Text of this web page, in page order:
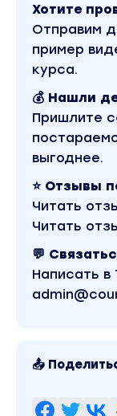
новичка,
Обзор доп.
Первичная
Обзор
доп. виджеты
Чек-лист
Чек-лист
кампании в
Чек-лист
Директ
Чек-лист
кампании в
Примеры
Хотите
Отправим
пример
курса.
💰 Нашли
Пришлите
выгоднее.
⭐ Отзывы
Читать
Читать
💬
Написать в
📤